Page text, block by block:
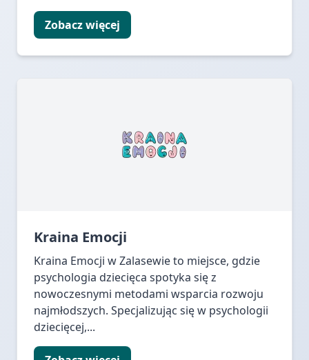
Zobacz więcej
Kraina Emocji
Kraina Emocji w Zalasewie to miejsce, gdzie
psychologia dziecięca spotyka się z
nowoczesnymi metodami wsparcia rozwoju
najmłodszych. Specjalizując się w psychologii
dziecięcej,...